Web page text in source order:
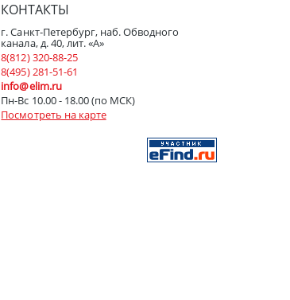
КОНТАКТЫ
г. Санкт-Петербург, наб. Обводного
канала, д. 40, лит. «А»
8(812) 320-88-25
8(495) 281-51-61
info@elim.ru
Пн-Вс 10.00 - 18.00 (по МСК)
Посмотреть на карте